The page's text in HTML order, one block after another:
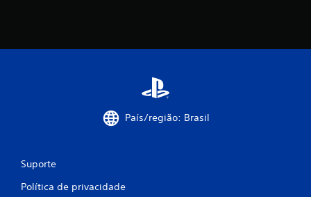
País/região: Brasil
Suporte
Política de privacidade